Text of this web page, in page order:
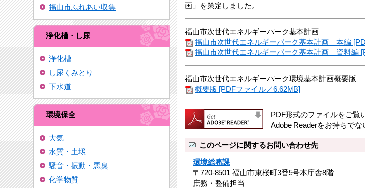
福山市ふれあい収集
浄化槽・し尿
浄化槽
し尿くみとり
下水道
環境保全
大気
水質・土壌
騒音・振動・悪臭
化学物質
画」を策定しました。
福山市次世代エネルギーパーク基本計画
福山市次世代エネルギーパーク基本計画 本編
福山市次世代エネルギーパーク基本計画 資料編
福山市次世代エネルギーパーク環境基本計画概要版
概要版 [PDFファイル／6.62MB]
PDF形式のファイルをご覧
Adobe Readerをお持ちで
このページに関するお問い合わせ先
環境総務課
〒720-8501 福山市東桜町3番5号本庁舎8階
庶務・整備担当